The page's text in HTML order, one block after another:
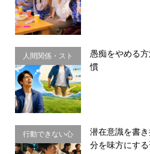
人間関係・スト
レス
愚痴をやめる
慣
行動できない心
潜在意識を書
分を味方にす